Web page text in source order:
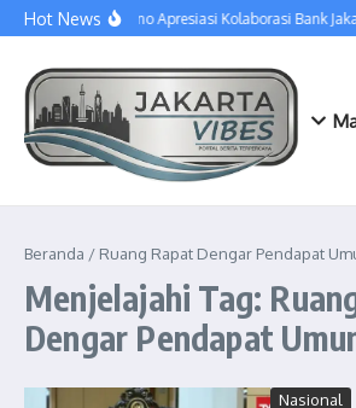
Lewati ke konten
Hot NewsPramono Apresiasi Kolaborasi Bank
Beranda / Ruang Rapat Dengar Pendapat
Menjelajahi Tag:
Dengar Pendapat
Nasional